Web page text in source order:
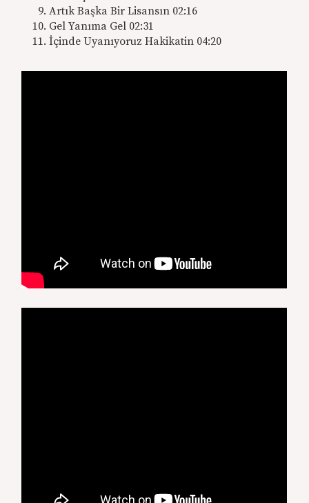
Artık Başka Bir Lisansın 02:16
Gel Yanıma Gel 02:31
İçinde Uyanıyoruz Hakikatin 04:20